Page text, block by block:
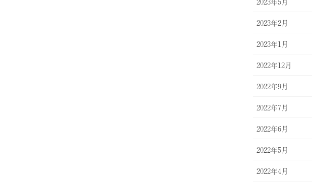
2023年2月
2023年1月
2022年12月
2022年9月
2022年7月
2022年6月
2022年5月
2022年4月